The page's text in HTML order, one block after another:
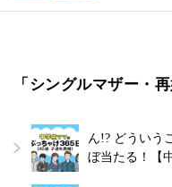
「シングルマザー・
ん!? どういう
ぼ当たる！【